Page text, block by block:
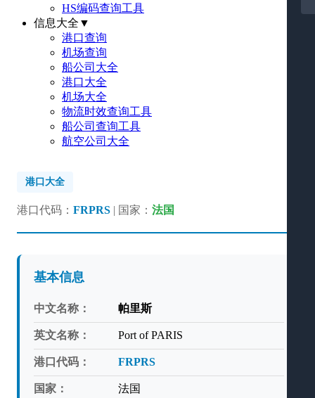
HS编码查询工具
信息大全 ▼
港口查询
机场查询
船公司大全
港口大全
机场大全
物流时效查询工具
船公司查询工具
航空公司大全
港口大全
港口代码： FRPRS | 国家： 法国
基本信息
中文名称： 帕里斯
英文名称： Port of PARIS
港口代码： FRPRS
国家： 法国